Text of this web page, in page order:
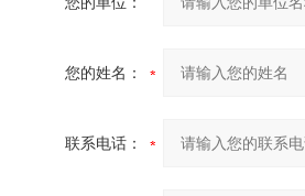
您的姓名：
联系电话：